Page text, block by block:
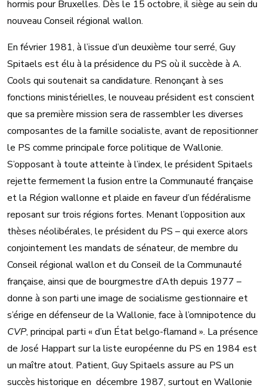
hormis pour Bruxelles. Dès le 15 octobre, il siège au sein du
nouveau Conseil régional wallon.
En février 1981, à l’issue d’un deuxième tour serré, Guy
Spitaels est élu à la présidence du PS où il succède à A.
Cools qui soutenait sa candidature. Renonçant à ses
fonctions ministérielles, le nouveau président est conscient
que sa première mission sera de rassembler les diverses
composantes de la famille socialiste, avant de repositionner
le PS comme principale force politique de Wallonie.
S’opposant à toute atteinte à l’index, le président Spitaels
rejette fermement la fusion entre la Communauté française
et la Région wallonne et plaide en faveur d’un fédéralisme
reposant sur trois régions fortes. Menant l’opposition aux
thèses néolibérales, le président du PS – qui exerce alors
conjointement les mandats de sénateur, de membre du
Conseil régional wallon et du Conseil de la Communauté
française, ainsi que de bourgmestre d’Ath depuis 1977 –
donne à son parti une image de socialisme gestionnaire et
s’érige en défenseur de la Wallonie, face à l’omnipotence du
CVP, principal parti « d’un État belgo-flamand ». La présence
de José Happart sur la liste européenne du PS en 1984 est
un maître atout. Patient, Guy Spitaels assure au PS un
succès historique en décembre 1987, surtout en Wallonie